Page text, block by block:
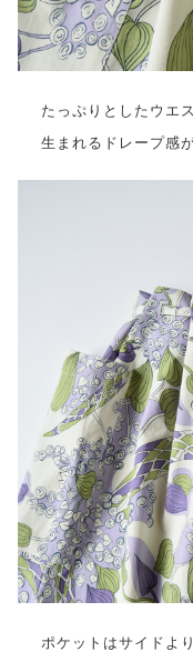
たっぷりとしたウエ
生まれるドレープ感
ポケットはサイドよ